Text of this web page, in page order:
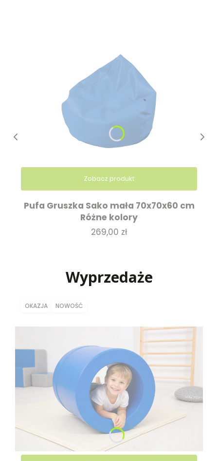
Zobacz produkt
Pufa Gruszka Sako mała 70x70x60 cm
Różne kolory
Cena
269,00 zł
Wyprzedaże
OKAZJA NOWOŚĆ